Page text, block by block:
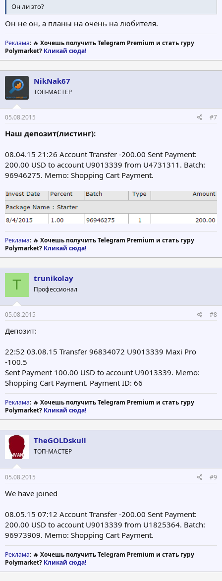
Он ли это?
Он не он, а планы на очень на любителя.
Реклама: 🔥 Хочешь получить Telegram Premium и стать гуру
Polymarket? Кликай сюда!
NikNak67
ТОП-МАСТЕР
05.08.2015 #7
Наш депозит(листинг):
08.04.15 21:26 Account Transfer -200.00 Sent Payment:
200.00 USD to account U9013339 from U4731311. Batch:
96946275. Memo: Shopping Cart Payment.
Реклама: 🔥 Хочешь получить Telegram Premium и стать гуру
Polymarket? Кликай сюда!
T trunikolay
Профессионал
05.08.2015 #8
Депозит:
22:52 03.08.15 Transfer 96834072 U9013339 Maxi Pro
-100.5
Sent Payment 100.00 USD to account U9013339. Memo:
Shopping Cart Payment. Payment ID: 66
Реклама: 🔥 Хочешь получить Telegram Premium и стать гуру
Polymarket? Кликай сюда!
TheGOLDskull
ТОП-МАСТЕР
05.08.2015 #9
We have joined
08.05.15 07:12 Account Transfer -200.00 Sent Payment:
200.00 USD to account U9013339 from U1825364. Batch:
96973909. Memo: Shopping Cart Payment.
Реклама: 🔥 Хочешь получить Telegram Premium и стать гуру
Polymarket? Кликай сюда!